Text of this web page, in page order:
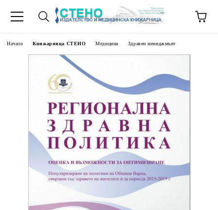
Начало Книжарница СТЕНО Медицина Здравен мениджмънт